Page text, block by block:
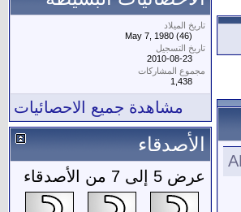
تاريخ الميلاد
May 7, 1980 (46)
تاريخ التسجيل
2010-08-23
مجموع المشاركات
1,438
مشاهدة جميع الاحصائيات
الأصدقاء
عرض 5 إلى 7 من الأصدقاء